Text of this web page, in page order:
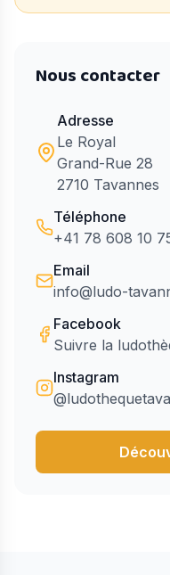
Nous contacter
Adresse
Le Royal
Grand-Rue 28
2710 Tavannes
Téléphone
+41 78 608 10
Email
info@ludo-
Facebook
Suivre la
Instagram